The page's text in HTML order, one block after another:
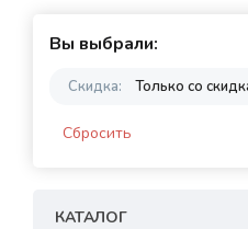
Вы выбрали:
Скидка: Только со
Сбросить
КАТАЛОГ